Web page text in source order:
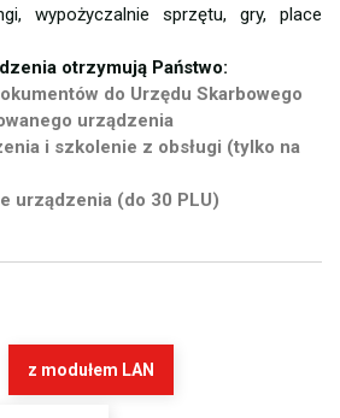
wypożyczalnie sprzętu, gry, place
otrzymują Państwo:
do Urzędu Skarbowego
urządzenia
i szkolenie z obsługi (tylko na
urządzenia (do 30 PLU)
z modułem LAN